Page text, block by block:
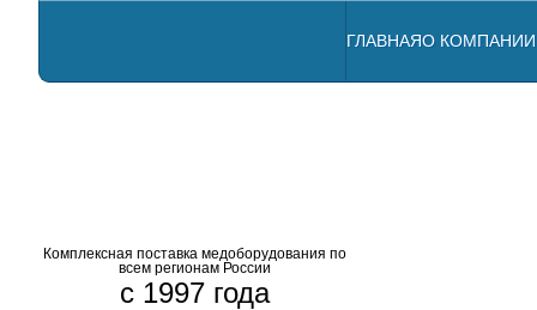
Комплексная поставка медоборудования по
всем регионам России
с 1997 года
ГЛАВНАЯО КОМПАНИИ